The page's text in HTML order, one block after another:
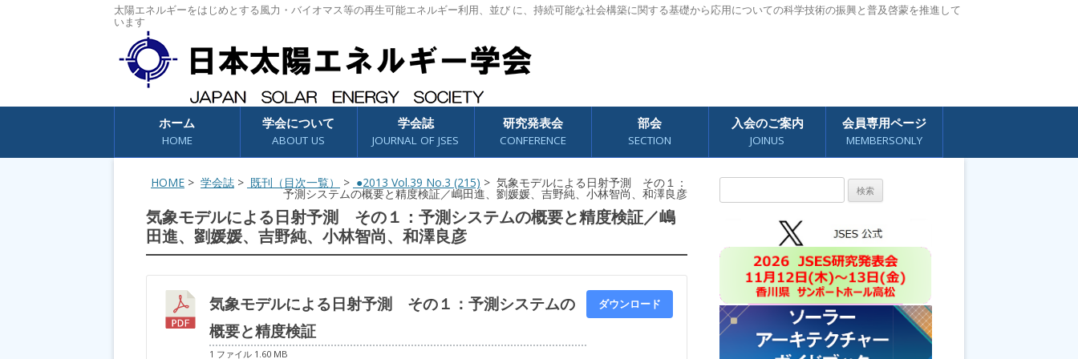
太陽エネルギーをはじめとする風力・バイオマス等の再生可能エネルギー利用、並び に、持続可能な社会構築に関する基礎から応用についての科学技術の振興と普及啓蒙を推進して
います
コンテンツへスキップ
ホーム
HOME
学会について
ABOUT US
学会誌
JOURNAL OF JSES
研究発表会
CONFERENCE
部会
SECTION
入会のご案内
JOINUS
会員専用ページ
MEMBERSONLY
HOME > 学会誌 > 既刊（目次一覧） > ●2013 Vol.39 No.3 (215) > 気象モデルによる日射予測 その１：
予測システムの概要と精度検証／嶋田進、劉媛媛、吉野純、小林智尚、和澤良彦
気象モデルによる日射予測 その１：予測システムの概要と精度検証／嶋
田進、劉媛媛、吉野純、小林智尚、和澤良彦
気象モデルによる日射予測 その１：予測システムの
概要と精度検証
1 ファイル 1.60 MB
ダウンロード
索: